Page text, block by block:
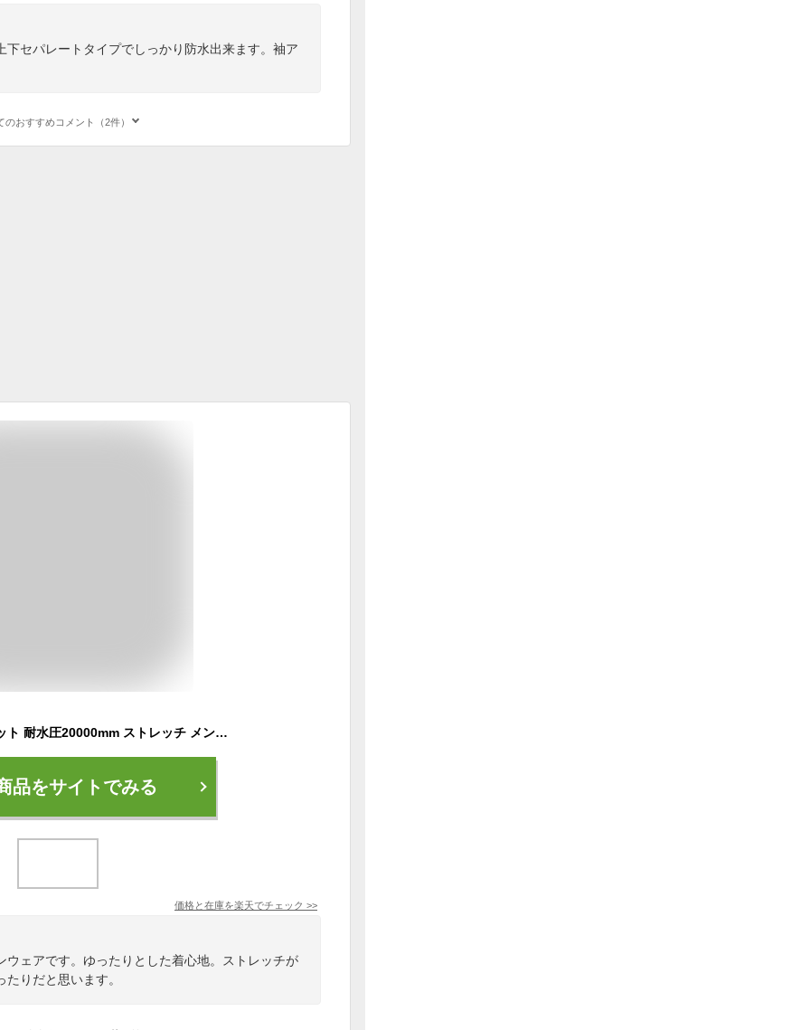
下セパレートタイプでしっかり防水出来ます。袖ア
のおすすめコメント（2件）
レインウェア 上下セット 耐水圧20000mm ストレッチ メンズ レディース レインコート レインスーツ マウンテンジャケット カッパ 雨合羽 雨具 通勤 通学 自転車 ゴルフ ランニング 大きいサイズ 快適 おしゃれ NASR-310 NASR-315 SS限定
品をサイトでみる
価格と在庫を楽天でチェック >>
ウェアです。ゆったりとした着心地。ストレッチが
りだと思います。